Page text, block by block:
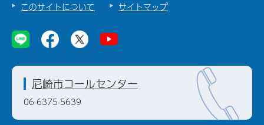
このサイトについて
サイトマップ
尼崎市コールセンター
06-6375-5639